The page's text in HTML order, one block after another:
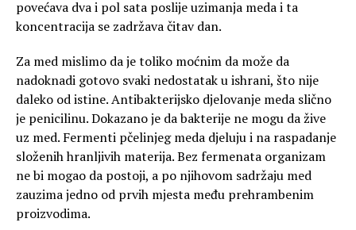
povećava dva i pol sata poslije uzimanja meda i ta
koncentracija se zadržava čitav dan.
Za med mislimo da je toliko moćnim da može da
nadoknadi gotovo svaki nedostatak u ishrani, što nije
daleko od istine. Antibakterijsko djelovanje meda slično
je penicilinu. Dokazano je da bakterije ne mogu da žive
uz med. Fermenti pčelinjeg meda djeluju i na raspadanje
složenih hranljivih materija. Bez fermenata organizam
ne bi mogao da postoji, a po njihovom sadržaju med
zauzima jedno od prvih mjesta među prehrambenim
proizvodima.